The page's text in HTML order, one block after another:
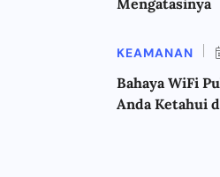
Mengatasinya
KEAMANAN
Bahaya WiFi
Anda Ketahui